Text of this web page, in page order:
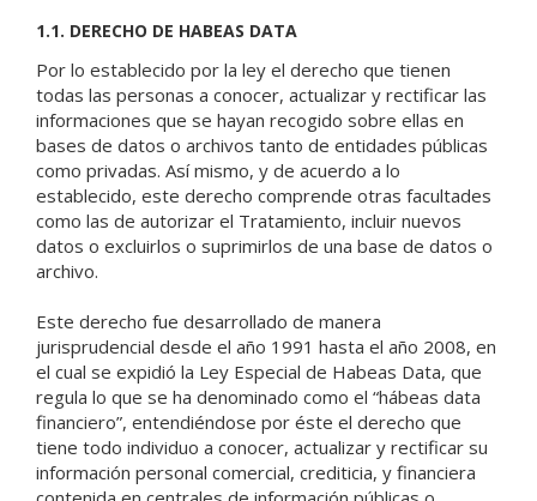
1.1. DERECHO DE HABEAS DATA
Por lo establecido por la ley el derecho que tienen
todas las personas a conocer, actualizar y rectificar las
informaciones que se hayan recogido sobre ellas en
bases de datos o archivos tanto de entidades públicas
como privadas. Así mismo, y de acuerdo a lo
establecido, este derecho comprende otras facultades
como las de autorizar el Tratamiento, incluir nuevos
datos o excluirlos o suprimirlos de una base de datos o
archivo.
Este derecho fue desarrollado de manera
jurisprudencial desde el año 1991 hasta el año 2008, en
el cual se expidió la Ley Especial de Habeas Data, que
regula lo que se ha denominado como el “hábeas data
financiero”, entendiéndose por éste el derecho que
tiene todo individuo a conocer, actualizar y rectificar su
información personal comercial, crediticia, y financiera